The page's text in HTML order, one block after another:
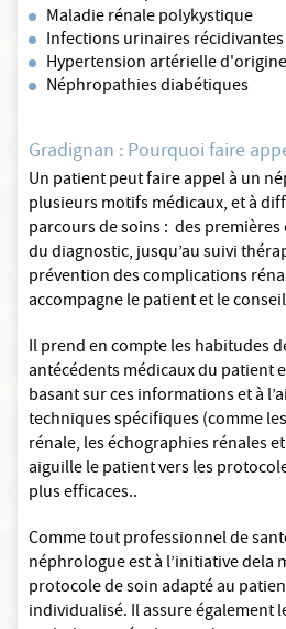
Maladie rénale polykystique
Infections urinaires récidivantes
Hypertension artérielle
Néphropathies diabétiques
Gradignan : Pourquoi faire
Un patient peut faire appel à un
plusieurs motifs médicaux, et à
parcours de soins : des
du diagnostic, jusqu’au suivi
prévention des complications
accompagne le patient et le
Il prend en compte les habitudes
antécédents médicaux du patient
basant sur ces informations et à
techniques spécifiques (comme
rénale, les échographies rénales
aiguille le patient vers les
plus efficaces..
Comme tout professionnel de
néphrologue est à l’initiative dela
protocole de soin adapté au
individualisé. Il assure également